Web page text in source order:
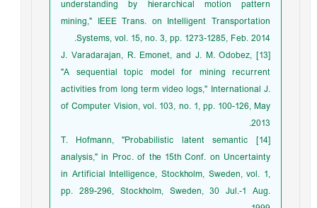
understanding by hierarchical motion pattern
mining," IEEE Trans. on Intelligent Transportation
Systems, vol. 15, no. 3, pp. 1273-1285, Feb. 2014.
[13] J. Varadarajan, R. Emonet, and J. M. Odobez,
"A sequential topic model for mining recurrent
activities from long term video logs," International J.
of Computer Vision, vol. 103, no. 1, pp. 100-126, May
2013.
[14] T. Hofmann, "Probabilistic latent semantic
analysis," in Proc. of the 15th Conf. on Uncertainty
in Artificial Intelligence, Stockholm, Sweden, vol. 1,
pp. 289-296, Stockholm, Sweden, 30 Jul.-1 Aug.